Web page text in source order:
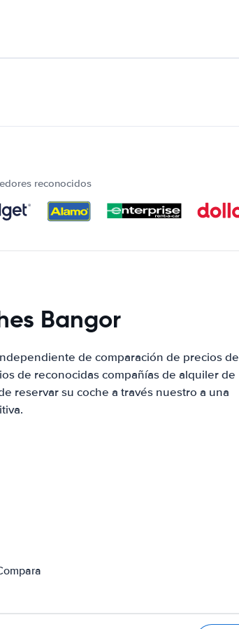
reconocidos
Bangor
de comparación de precios de
de reconocidas compañías de alquiler de
reservar su coche a través nuestro a una